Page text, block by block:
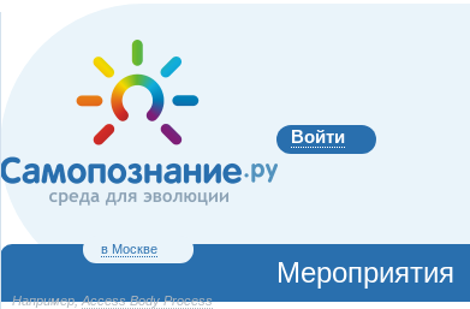
в Москве
Например,Access Body Process
Войти
Мероприятия